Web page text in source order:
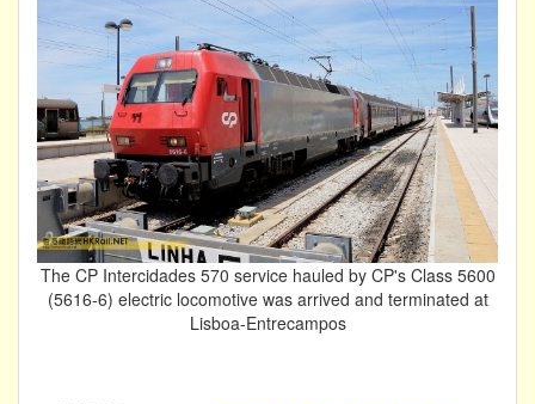
The CP Intercidades 570 service hauled by CP's Class 5600
(5616-6) electric locomotive was arrived and terminated at
Lisboa-Entrecampos